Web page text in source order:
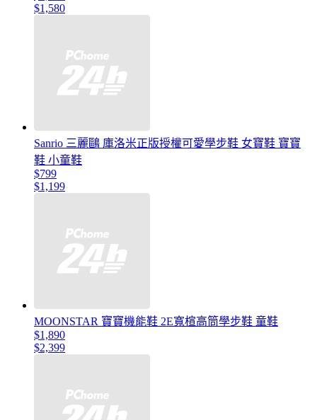
$1,580
Sanrio 三麗鷗 庫洛米正版授權可愛學步鞋 女寶鞋 寶寶
鞋 小童鞋
$799
$1,199
MOONSTAR 寶寶機能鞋 2E寬楦高筒學步鞋 童鞋
$1,890
$2,399